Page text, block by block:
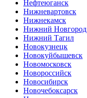
Нефтеюганск
Нижневартовск
Нижнекамск
Нижний Новгород
Нижний Тагил
Новокузнецк
Новокуйбышевск
Новомосковск
Новороссийск
Новосибирск
Новочебоксарск